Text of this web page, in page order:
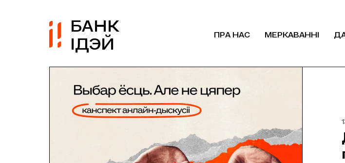
БАНК
ІДЭЙ
ПРА НАС МЕРКАВАННІ